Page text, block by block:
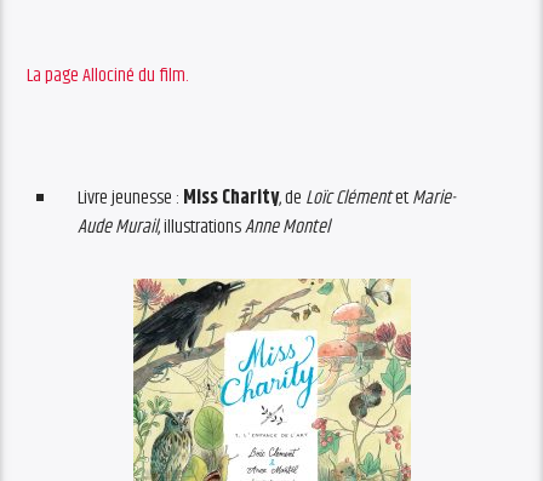
La page Allociné du film.
Livre jeunesse : Miss Charity, de Loïc ClémentetMarie-
Aude Murail, illustrationsAnne Montel